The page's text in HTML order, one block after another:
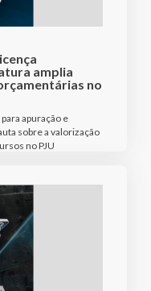
amplia
no
apuração e
sobre a valorização
no PJU